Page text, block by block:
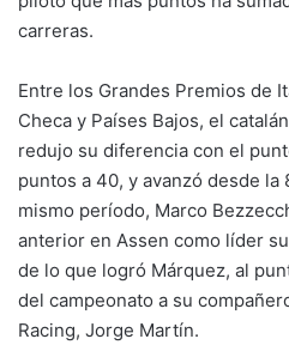
carreras.
Entre los Grandes Premios de
Checa y Países Bajos, el
redujo su diferencia con el
puntos a 40, y avanzó desde la
mismo período, Marco
anterior en Assen como líder
de lo que logró Márquez, al
del campeonato a su
Racing, Jorge Martín.